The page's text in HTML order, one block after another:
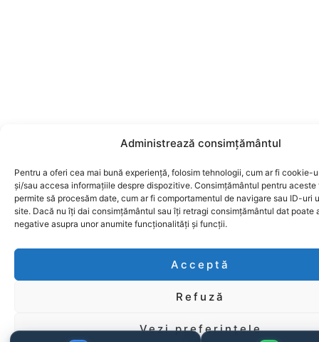
Administrează consimțământul
Pentru a oferi cea mai bună experiență, folosim tehnologii, cum ar fi cookie-
și/sau accesa informațiile despre dispozitive. Consimțământul pentru aceste
permite să procesăm date, cum ar fi comportamentul de navigare sau ID-uri
site. Dacă nu îți dai consimțământul sau îți retragi consimțământul dat poate
negative asupra unor anumite funcționalități și funcții.
Acceptă
Refuză
Vezi preferințele